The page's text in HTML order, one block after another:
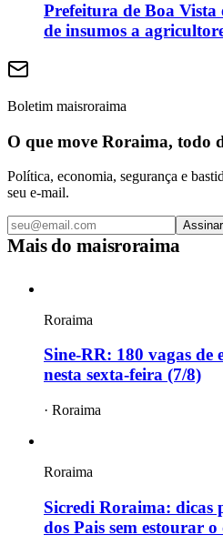
Prefeitura de Boa Vista
de insumos a
Boletim maisroraima
O que move Roraima, todo
Política, economia, segurança e
seu e-mail.
Assinar
Mais do maisroraima
Roraima
Sine-RR: 180 vagas de
nesta sexta-feira (7/8)
· Roraima
Roraima
Sicredi Roraima: dicas
dos Pais sem estourar